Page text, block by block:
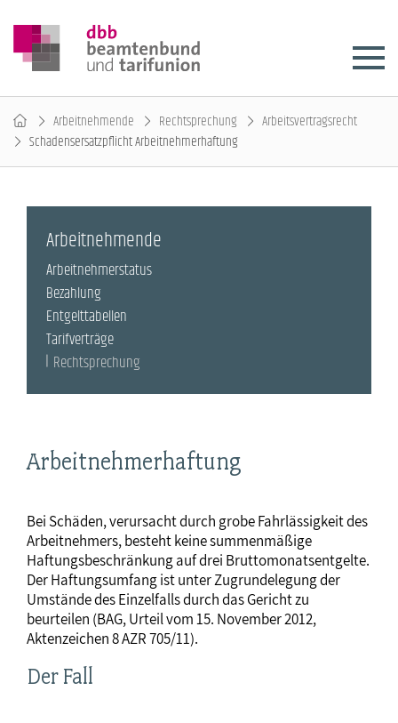
Arbeitnehmende Rechtsprechung
Arbeitsvertragsrecht
Schadensersatzpflicht Arbeitnehmerhaftung
Arbeitnehmerhaftung
Bei Schäden, verursacht durch grobe Fahrlässigkeit des
Arbeitnehmers, besteht keine summenmäßige
Haftungsbeschränkung auf drei Bruttomonatsentgelte.
Der Haftungsumfang ist unter Zugrundelegung der
Umstände des Einzelfalls durch das Gericht zu
beurteilen (BAG, Urteil vom 15. November 2012,
Aktenzeichen 8 AZR 705/11).
Der Fall
Arbeitnehmende
Arbeitnehmerstatus
Bezahlung
Entgelttabellen
Tarifverträge
Rechtsprechung